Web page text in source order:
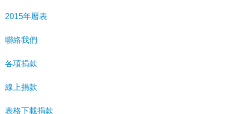
2015年曆表
聯絡我們
各項捐款
線上捐款
表格下載捐款